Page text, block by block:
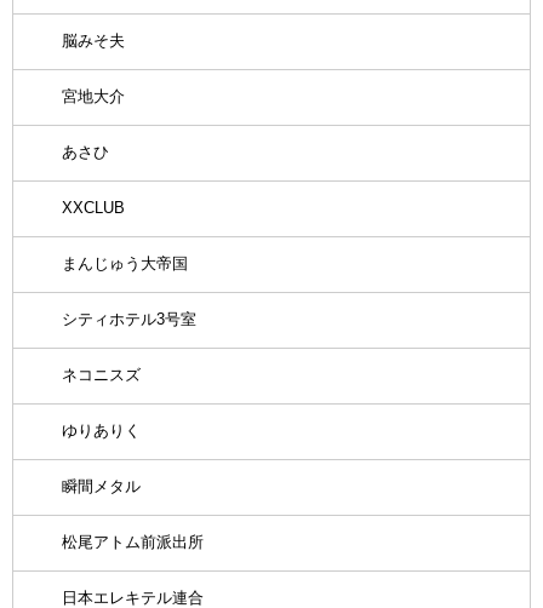
脳みそ夫
宮地大介
あさひ
XXCLUB
まんじゅう大帝国
シティホテル3号室
ネコニスズ
ゆりありく
瞬間メタル
松尾アトム前派出所
日本エレキテル連合